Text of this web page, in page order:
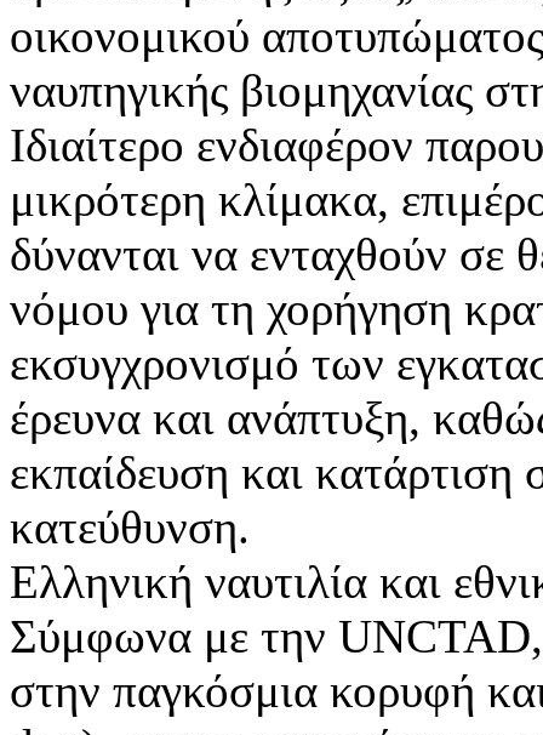
οικονομικού
ναυπηγικής βιομηχανίας
Ιδιαίτερο ενδιαφέρον
μικρότερη κλίμακα,
δύνανται να ενταχθούν σε
νόμου για τη χορήγηση
εκσυγχρονισμό των
έρευνα και ανάπτυξη,
εκπαίδευση και
κατεύθυνση.
Ελληνική ναυτιλία και
Σύμφωνα με την
στην παγκόσμια κορυφή